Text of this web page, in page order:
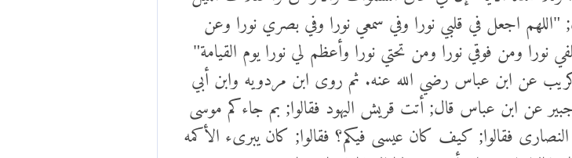
"اللهم اجعل في قلبي نورا وفي سمعي نورا وفي بصري نورا وعن
ومن فوقي نورا ومن تحتي نورا وأعظم لي نورا يوم القيامة"
عن ابن عباس رضي الله عنه. ثم روى ابن مردويه وابن أبي
عن ابن عباس قال; أتت قريش اليهود فقالوا; بم جاءكم موسى
النصارى فقالوا; كيف كان عيسى فيكم؟ فقالوا; كان يبرىء الأكمه